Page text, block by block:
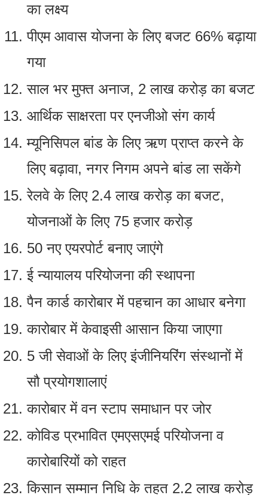
का लक्ष्‍य
पीएम आवास योजना के लिए बजट 66% बढ़ाया
गया
साल भर मुफ्त अनाज, 2 लाख करोड़ का बजट
आर्थिक साक्षरता पर एनजीओ संग कार्य
म्‍यूनिसिपल बांड के लिए ऋण प्राप्‍त करने के
लिए बढ़ावा, नगर निगम अपने बांड ला सकेंगे
रेलवे के लिए 2.4 लाख करोड़ का बजट,
योजनाओं के लिए 75 हजार करोड़
50 नए एयरपोर्ट बनाए जाएंगे
ई न्‍यायालय परियोजना की स्‍थापना
पैन कार्ड कारोबार में पहचान का आधार बनेगा
कारोबार में केवाइसी आसान किया जाएगा
5 जी सेवाओं के लिए इंजीनियरिंग संस्‍थानों में
सौ प्रयोगशालाएं
कारोबार में वन स्‍टाप समाधान पर जोर
कोविड प्रभावित एमएसएमई परियोजना व
कारोबारियों को राहत
किसान सम्मान निधि के तहत 2.2 लाख करोड़